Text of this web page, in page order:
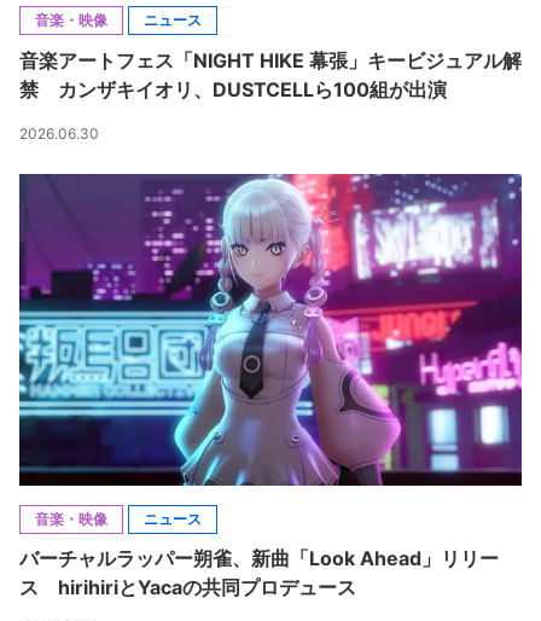
音楽・映像 ニュース
音楽アートフェス「NIGHT HIKE 幕張」キービジュアル解
禁 カンザキイオリ、DUSTCELLら100組が出演
2026.06.30
音楽・映像 ニュース
バーチャルラッパー朔雀、新曲「Look Ahead」リリー
ス hirihiriとYacaの共同プロデュース